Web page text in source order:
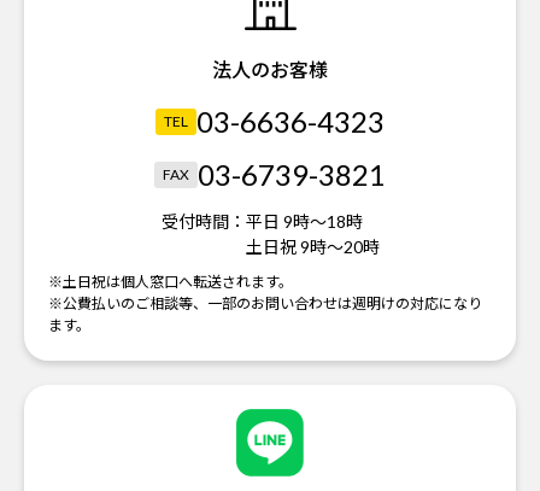
法人のお客様
TEL 03-6636-4323
FAX 03-6739-3821
受付時間： 平日 9時～18時
土日祝 9時～20時
※土日祝は個人窓口へ転送されます。
※公費払いのご相談等、一部のお問い合わせは週明けの対応になり
ます。